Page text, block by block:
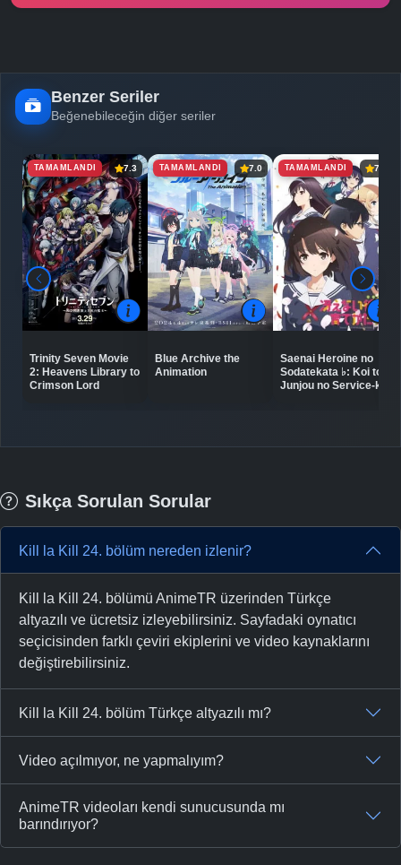
Benzer Seriler
Beğenebileceğin diğer seriler
TAMAMLANDI 7.3
Trinity Seven Movie
2: Heavens Library to
Crimson Lord
TAMAMLANDI 7.0
Blue Archive the
Animation
TAMAMLANDI 7.4
Saenai Heroine no
Sodatekata ♭: Koi to
Junjou no Service-kai
Sıkça Sorulan Sorular
Kill la Kill 24. bölüm nereden izlenir?
Kill la Kill 24. bölümü AnimeTR üzerinden Türkçe
altyazılı ve ücretsiz izleyebilirsiniz. Sayfadaki oynatıcı
seçicisinden farklı çeviri ekiplerini ve video kaynaklarını
değiştirebilirsiniz.
Kill la Kill 24. bölüm Türkçe altyazılı mı?
Video açılmıyor, ne yapmalıyım?
AnimeTR videoları kendi sunucusunda mı
barındırıyor?